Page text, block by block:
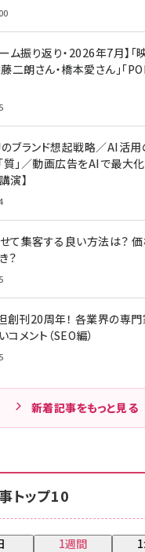
ーム振り返り・2026年7月】「
藤二朗さん・橋本愛さん」「
ブランド想起戦略／AI活用
「質」／動画広告をAIで最大
演】
て集客する良い方法は？
？
創刊20周年！ 各業界の専
コメント（SEO編）
新着記事をもっと見る
トップ10
1週間